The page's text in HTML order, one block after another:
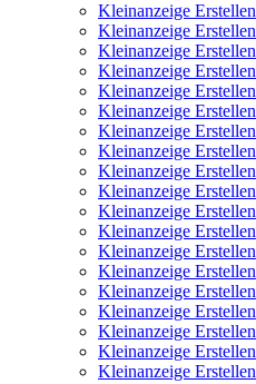
Kleinanzeige Erstellen
Kleinanzeige Erstellen
Kleinanzeige Erstellen
Kleinanzeige Erstellen
Kleinanzeige Erstellen
Kleinanzeige Erstellen
Kleinanzeige Erstellen
Kleinanzeige Erstellen
Kleinanzeige Erstellen
Kleinanzeige Erstellen
Kleinanzeige Erstellen
Kleinanzeige Erstellen
Kleinanzeige Erstellen
Kleinanzeige Erstellen
Kleinanzeige Erstellen
Kleinanzeige Erstellen
Kleinanzeige Erstellen
Kleinanzeige Erstellen
Kleinanzeige Erstellen